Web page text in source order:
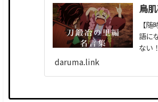
鳥
【
語に
ない
daruma.link